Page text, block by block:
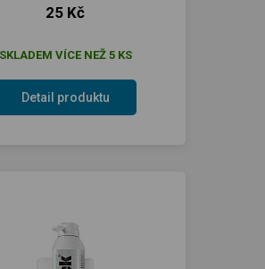
25 Kč
SKLADEM VÍCE NEŽ 5 KS
Detail produktu